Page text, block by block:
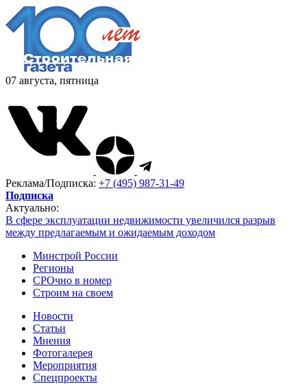
07 августа, пятница
Реклама/Подписка: +7 (495) 987-31-49
Подписка
Актуально:
В сфере эксплуатации недвижимости увеличился разрыв
между предлагаемым и ожидаемым доходом
Минстрой России
Регионы
СРОчно в номер
Строим на своем
Новости
Статьи
Мнения
Фотогалерея
Мероприятия
Спецпроекты